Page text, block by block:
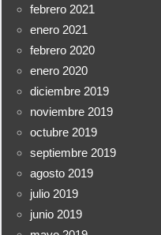
febrero 2021
enero 2021
febrero 2020
enero 2020
diciembre 2019
noviembre 2019
octubre 2019
septiembre 2019
agosto 2019
julio 2019
junio 2019